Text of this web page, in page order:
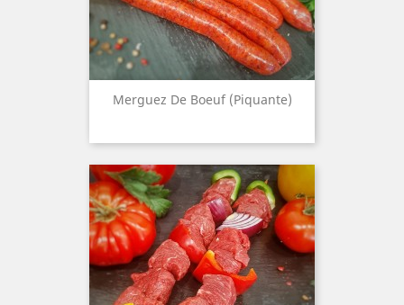
Merguez De Boeuf (Piquante)